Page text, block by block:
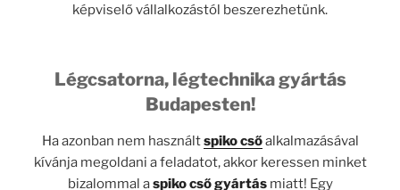
képviselő vállalkozástól beszerezhetünk.
Légcsatorna, légtechnika gyártás
Budapesten!
Ha azonban nem használtspiko csőalkalmazásával
kívánja megoldani a feladatot, akkor keressen minket
bizalommal aspiko cső gyártásmiatt! Egy